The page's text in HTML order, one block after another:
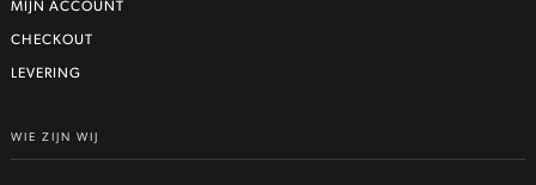
MIJN ACCOUNT
CHECKOUT
LEVERING
WIE ZIJN WIJ